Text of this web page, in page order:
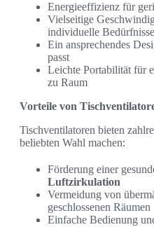
Energieeffizienz für
Vielseitige
individuelle Bedürfnisse
Ein ansprechendes
passt
Leichte Portabilität für
zu Raum
Vorteile von
Tischventilatoren bieten
beliebten Wahl machen:
Förderung einer
Luftzirkulation
Vermeidung von
geschlossenen Räumen
Einfache Bedienung